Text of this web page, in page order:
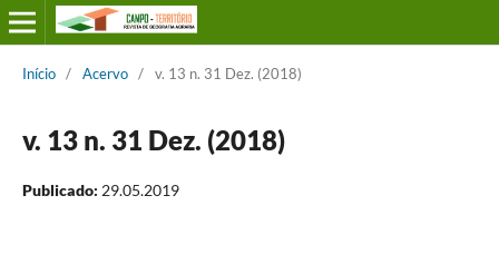
Início / Acervo / v. 13 n. 31 Dez. (2018)
v. 13 n. 31 Dez. (2018)
Publicado: 29.05.2019